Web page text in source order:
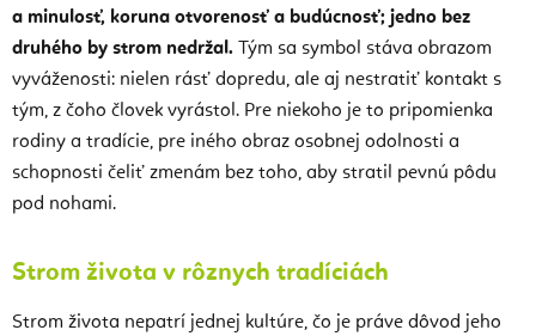
a minulosť, koruna otvorenosť a budúcnosť; jedno bez
druhého by strom nedržal. Tým sa symbol stáva obrazom
vyváženosti: nielen rásť dopredu, ale aj nestratiť kontakt s
tým, z čoho človek vyrástol. Pre niekoho je to pripomienka
rodiny a tradície, pre iného obraz osobnej odolnosti a
schopnosti čeliť zmenám bez toho, aby stratil pevnú pôdu
pod nohami.
Strom života v rôznych tradíciách
Strom života nepatrí jednej kultúre, čo je práve dôvod jeho